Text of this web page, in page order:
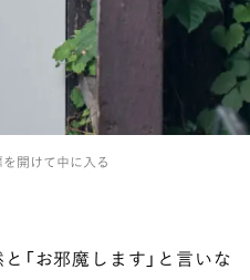
を開けて中に入る
「お邪魔します」と言いな